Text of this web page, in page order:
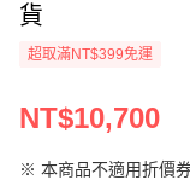
貨
超取滿NT$399免運
NT$10,700
※ 本商品不適用折價